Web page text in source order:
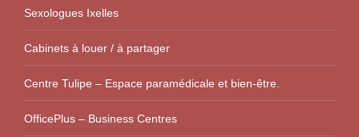
Sexologues Ixelles
Cabinets à louer / à partager
Centre Tulipe – Espace paramédicale et bien-être.
OfficePlus – Business Centres